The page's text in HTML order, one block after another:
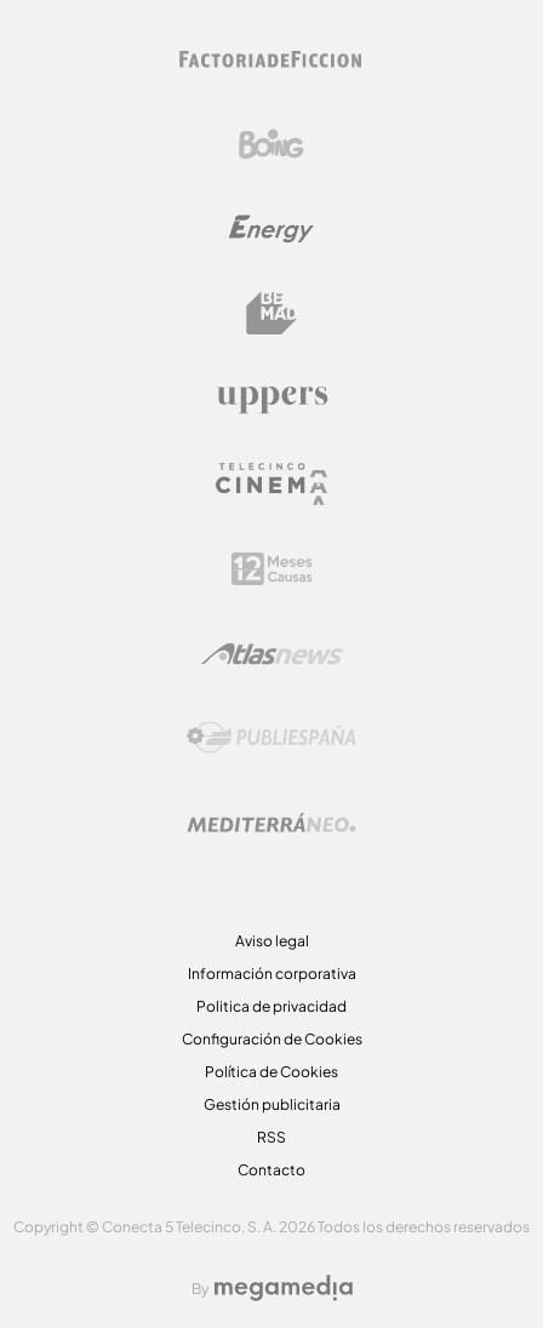
Aviso legal
Información corporativa
Politica de privacidad
Configuración de Cookies
Política de Cookies
Gestión publicitaria
RSS
Contacto
Copyright © Conecta 5 Telecinco, S. A. 2026 Todos los derechos reservados
By